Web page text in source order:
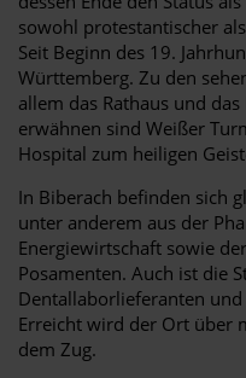
sowohl protestantischer
Seit Beginn des 19.
Württemberg. Zu den
allem das Rathaus und
erwähnen sind Weißer
Hospital zum heiligen
In Biberach befinden sich
unter anderem aus der
Energiewirtschaft sowie
Posamenten. Auch ist die
Dentallaborlieferanten
Erreicht wird der Ort über
dem Zug.